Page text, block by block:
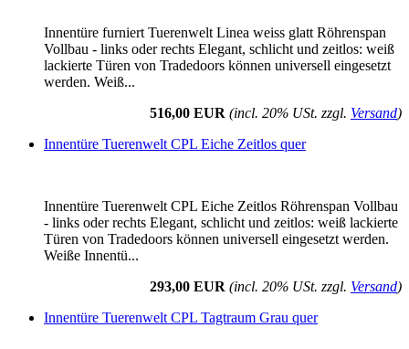
Innentüre furniert Tuerenwelt Linea weiss glatt Röhrenspan
Vollbau - links oder rechts Elegant, schlicht und zeitlos: weiß
lackierte Türen von Tradedoors können universell eingesetzt
werden. Weiß...
516,00 EUR (incl. 20% USt. zzgl. Versand)
Innentüre Tuerenwelt CPL Eiche Zeitlos quer
Innentüre Tuerenwelt CPL Eiche Zeitlos Röhrenspan Vollbau
- links oder rechts Elegant, schlicht und zeitlos: weiß lackierte
Türen von Tradedoors können universell eingesetzt werden.
Weiße Innentü...
293,00 EUR (incl. 20% USt. zzgl. Versand)
Innentüre Tuerenwelt CPL Tagtraum Grau quer